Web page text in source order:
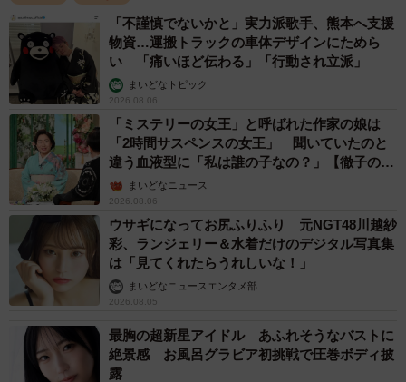
「不謹慎でないかと」実力派歌手、熊本へ支援
物資…運搬トラックの車体デザインにためら
い 「痛いほど伝わる」「行動され立派」
まいどなトピック
2026.08.06
「ミステリーの女王」と呼ばれた作家の娘は
「2時間サスペンスの女王」 聞いていたのと
違う血液型に「私は誰の子なの？」【徹子の部
屋】まいどなニュース
2026.08.06
ウサギになってお尻ふりふり 元NGT48川越紗
彩、ランジェリー＆水着だけのデジタル写真集
は「見てくれたらうれしいな！」
まいどなニュースエンタメ部
2026.08.05
最胸の超新星アイドル あふれそうなバストに
絶景感 お風呂グラビア初挑戦で圧巻ボディ披
露